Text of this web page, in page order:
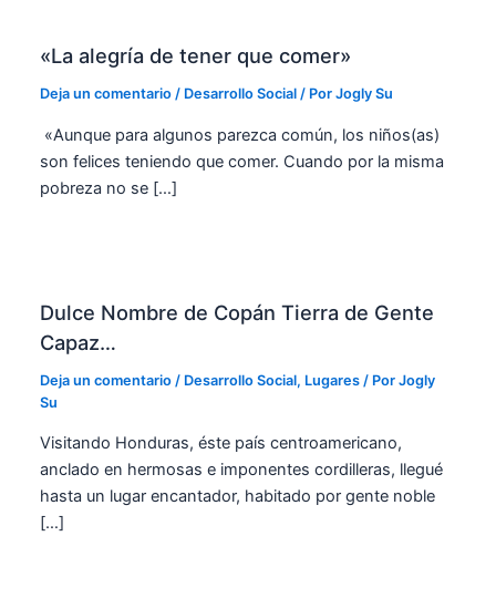
«La alegría de tener que comer»
Deja un comentario / Desarrollo Social / PorJogly Su
«Aunque para algunos parezca común, los niños(as)
son felices teniendo que comer. Cuando por la misma
pobreza no se […]
Dulce Nombre de Copán Tierra de Gente
Capaz…
Deja un comentario / Desarrollo Social, Lugares / PorJogly
Su
Visitando Honduras, éste país centroamericano,
anclado en hermosas e imponentes cordilleras, llegué
hasta un lugar encantador, habitado por gente noble
[…]